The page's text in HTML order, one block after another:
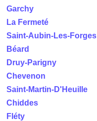
Garchy
La Fermeté
Saint-Aubin-Les-Forges
Béard
Druy-Parigny
Chevenon
Saint-Martin-D'Heuille
Chiddes
Fléty